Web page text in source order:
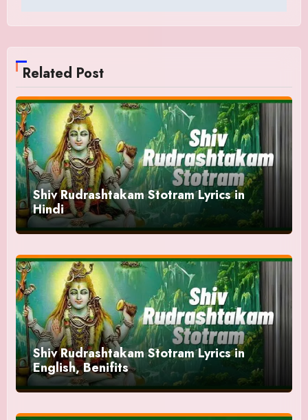
Related Post
Shiv Rudrashtakam Stotram Lyrics in
Hindi
Shiv Rudrashtakam Stotram Lyrics in
English, Benifits